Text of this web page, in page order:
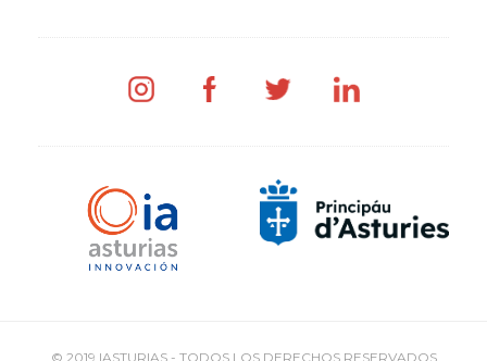
© 2019 IASTURIAS - TODOS LOS DERECHOS RESERVADOS